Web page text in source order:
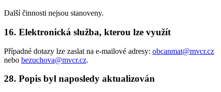
Další činnosti nejsou stanoveny.
16. Elektronická služba, kterou lze využít
Případné dotazy lze zaslat na e-mailové adresy: obcanmat@mvcr.cz
nebo bezuchova@mvcr.cz.
28. Popis byl naposledy aktualizován